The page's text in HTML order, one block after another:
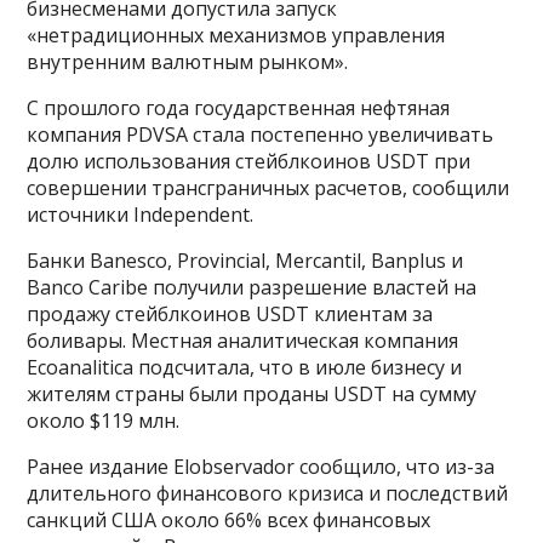
бизнесменами допустила запуск
«нетрадиционных механизмов управления
внутренним валютным рынком».
С прошлого года государственная нефтяная
компания PDVSA стала постепенно увеличивать
долю использования стейблкоинов USDT при
совершении трансграничных расчетов, сообщили
источники Independent.
Банки Banesco, Provincial, Mercantil, Banplus и
Banco Caribe получили разрешение властей на
продажу стейблкоинов USDT клиентам за
боливары. Местная аналитическая компания
Ecoanalitica подсчитала, что в июле бизнесу и
жителям страны были проданы USDT на сумму
около $119 млн.
Ранее издание Еlobservador сообщило, что из-за
длительного финансового кризиса и последствий
санкций США около 66% всех финансовых